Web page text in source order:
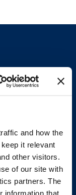
and how the
it relevant
other visitors.
of our site with
partners. The
information that